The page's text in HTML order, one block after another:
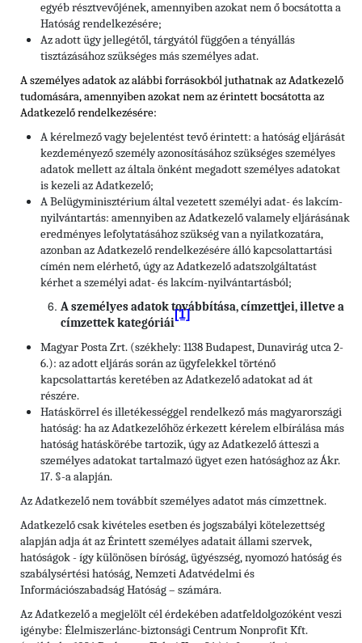
egyéb résztvevőjének, amennyiben azokat nem ő bocsátotta a
Hatóság rendelkezésére;
Az adott ügy jellegétől, tárgyától függően a tényállás
tisztázásához szükséges más személyes adat.
A személyes adatok az alábbi forrásokból juthatnak az Adatkezelő
tudomására, amennyiben azokat nem az érintett bocsátotta az
Adatkezelő rendelkezésére:
A kérelmező vagy bejelentést tevő érintett: a hatóság eljárását
kezdeményező személy azonosításához szükséges személyes
adatok mellett az általa önként megadott személyes adatokat
is kezeli az Adatkezelő;
A Belügyminisztérium által vezetett személyi adat- és lakcím-
nyilvántartás: amennyiben az Adatkezelő valamely eljárásának
eredményes lefolytatásához szükség van a nyilatkozatára,
azonban az Adatkezelő rendelkezésére álló kapcsolattartási
címén nem elérhető, úgy az Adatkezelő adatszolgáltatást
kérhet a személyi adat- és lakcím-nyilvántartásból;
A személyes adatok továbbítása, címzettjei, illetve a
címzettek kategóriái
[1]
Magyar Posta Zrt. (székhely: 1138 Budapest, Dunavirág utca 2-
6.): az adott eljárás során az ügyfelekkel történő
kapcsolattartás keretében az Adatkezelő adatokat ad át
részére.
Hatáskörrel és illetékességgel rendelkező más magyarországi
hatóság: ha az Adatkezelőhöz érkezett kérelem elbírálása más
hatóság hatáskörébe tartozik, úgy az Adatkezelő átteszi a
személyes adatokat tartalmazó ügyet ezen hatósághoz az Ákr.
17. §-a alapján.
Az Adatkezelő nem továbbít személyes adatot más címzettnek.
Adatkezelő csak kivételes esetben és jogszabályi kötelezettség
alapján adja át az Érintett személyes adatait állami szervek,
hatóságok - így különösen bíróság, ügyészség, nyomozó hatóság és
szabálysértési hatóság, Nemzeti Adatvédelmi és
Információszabadság Hatóság – számára.
Az Adatkezelő a megjelölt cél érdekében adatfeldolgozóként veszi
igénybe: Élelmiszerlánc-biztonsági Centrum Nonprofit Kft.